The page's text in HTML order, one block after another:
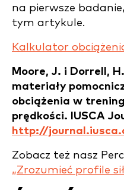
na pierwsze
tym artykule.
Kalkulator
Moore, J. i Dorrell,
materiały
obciążenia w
prędkości. IUSCA
http://
Zobacz też nasz
„Zrozumieć profile